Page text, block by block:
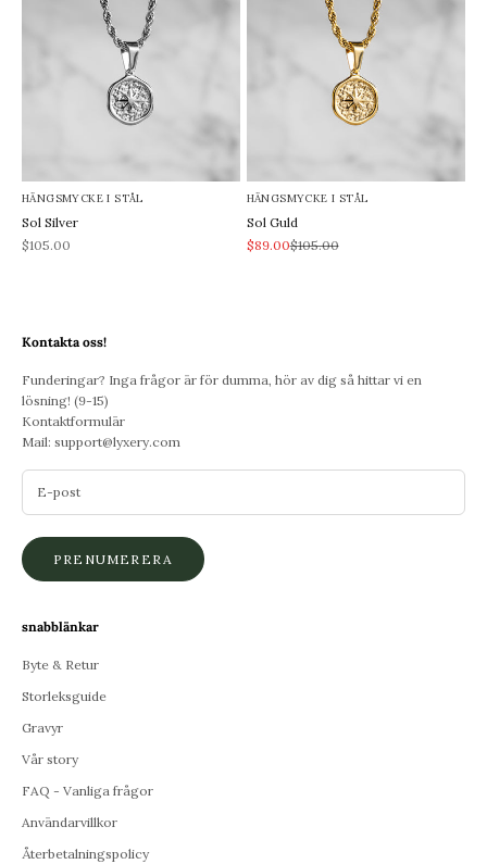
HÄNGSMYCKE I STÅL
Sol Silver
REA-pris
$105.00
HÄNGSMYCKE I STÅL
Sol Guld
REA-pris
$89.00Pris
$105.00
Kontakta oss!
Funderingar? Inga frågor är för dumma, hör av dig så hittar vi en
lösning! (9-15)
Kontaktformulär
Mail: support@lyxery.com
PRENUMERERA
snabblänkar
Byte & Retur
Storleksguide
Gravyr
Vår story
FAQ - Vanliga frågor
Användarvillkor
Återbetalningspolicy